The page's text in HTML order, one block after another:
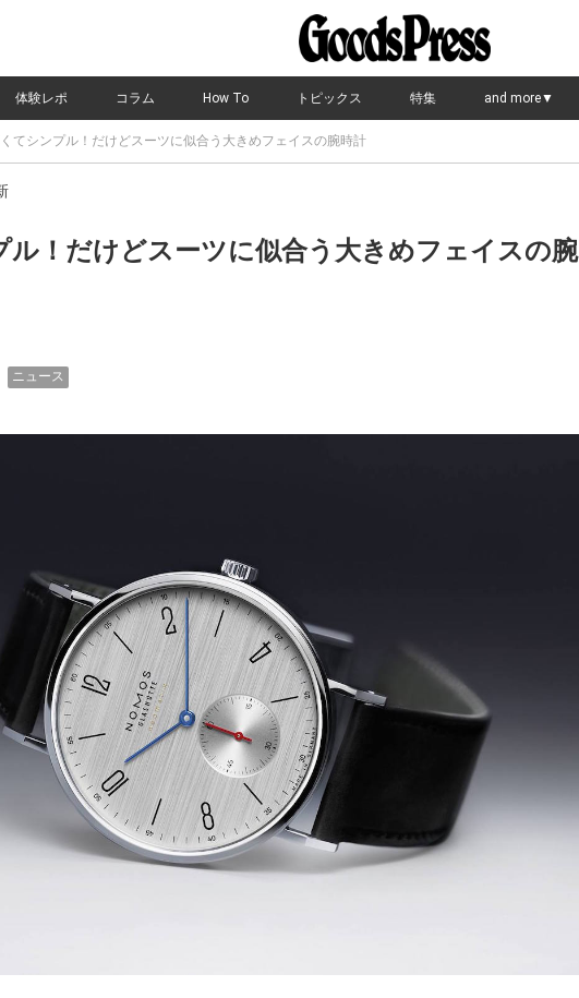
体験レポ コラム How To トピックス 特集 and more▼
てシンプル！だけどスーツに似合う大きめフェイスの腕時計
ル！だけどスーツに似合う大きめフェイスの腕
ニュース